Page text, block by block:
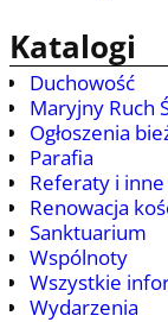
Katalogi
Duchowość
Maryjny Ruch
Ogłoszenia
Parafia
Referaty i
Renowacja
Sanktuarium
Wspólnoty
Wszystkie
Wydarzenia